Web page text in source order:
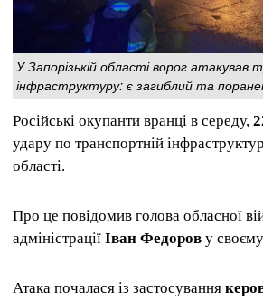
У Запорізькій області ворог атакував
інфраструктуру: є загиблий та
Російські окупанти вранці в середу,
удару по транспортній
області.
Про це повідомив голова обласної
адміністрації Іван Федоров у своєму
Атака почалася із застосування